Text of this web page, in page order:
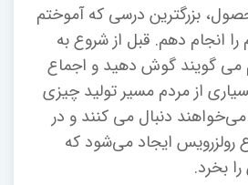
بیش از 25 محصول، بزرگترین درسی که آموختم
را انجام دهم. قبل از شروع به
می گویند گوش دهید و اجماع
از مردم مسیر تولید چیزی
دنبال می کنند و در
رولزرویس ایجاد می‌شود که
بخرد.